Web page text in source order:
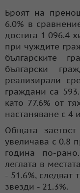
Броят на
6.0% в
достига 1 096.4
при чуждите
българските
български
реализирали
граждани са
като 77.6% от
настаняване с 4
Общата
увеличава с 0.8
година по-
леглата в
- 51.6%, следват
звезди - 21.3%.